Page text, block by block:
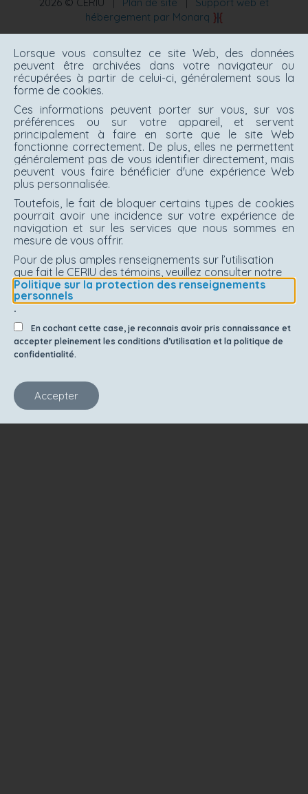
hébergement par Monarq
Lorsque vous consultez ce site Web, des données
peuvent être archivées dans votre navigateur ou
récupérées à partir de celui-ci, généralement sous la
forme de cookies.
Ces informations peuvent porter sur vous, sur vos
préférences ou sur votre appareil, et servent
principalement à faire en sorte que le site Web
fonctionne correctement. De plus, elles ne permettent
généralement pas de vous identifier directement, mais
peuvent vous faire bénéficier d'une expérience Web
plus personnalisée.
Toutefois, le fait de bloquer certains types de cookies
pourrait avoir une incidence sur votre expérience de
navigation et sur les services que nous sommes en
mesure de vous offrir.
Pour de plus amples renseignements sur l’utilisation
que fait le CERIU des témoins, veuillez consulter notre
Politique sur la protection des renseignements
personnels
.
En cochant cette case, je reconnais avoir pris connaissance et
accepter pleinement les conditions d’utilisation et la politique de
confidentialité.
Accepter